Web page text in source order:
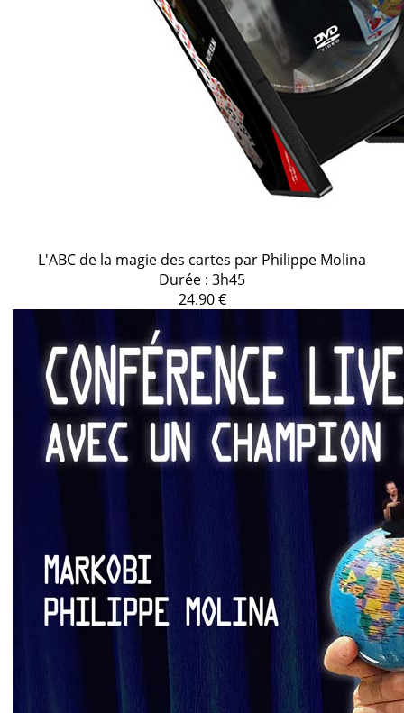
L'ABC de la magie des cartes par Philippe Molina
Durée : 3h45
24.90 €